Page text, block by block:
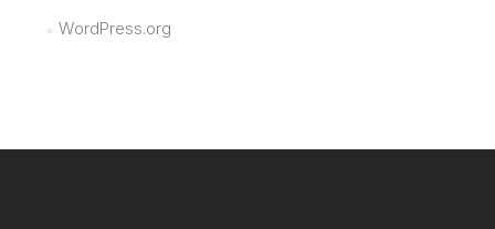
WordPress.org